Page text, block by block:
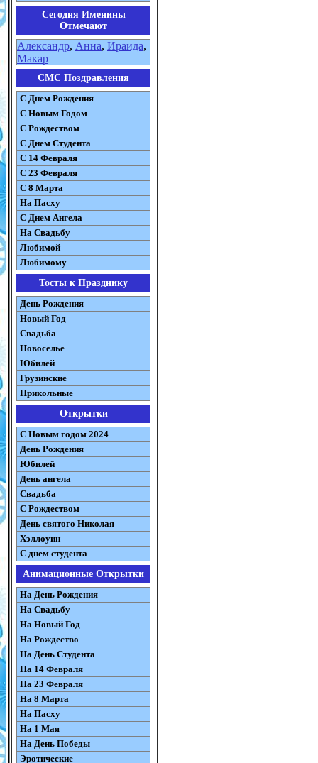
Сегодня Именины
Отмечают
Александр, Анна, Ираида,
Макар
СМС Поздравления
С Днем Рождения
С Новым Годом
С Рождеством
C Днем Студента
С 14 Февраля
С 23 Февраля
С 8 Марта
На Пасху
C Днем Ангела
На Свадьбу
Любимой
Любимому
Тосты к Празднику
День Рождения
Новый Год
Свадьба
Новоселье
Юбилей
Грузинские
Прикольные
Открытки
С Новым годом 2024
День Рождения
Юбилей
День ангела
Свадьба
С Рождеством
День святого Николая
Хэллоуин
С днем студента
Анимационные Открытки
На День Рождения
На Свадьбу
На Новый Год
На Рождество
На День Студента
На 14 Февраля
На 23 Февраля
На 8 Марта
На Пасху
На 1 Мая
На День Победы
Эротические